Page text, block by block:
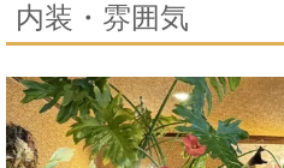
内装・雰囲気